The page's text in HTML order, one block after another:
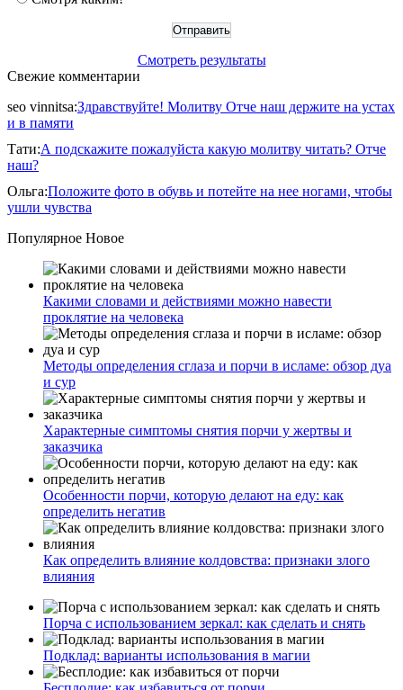
Смотреть результаты
Свежие комментарии
seo vinnitsa:Здравствуйте! Молитву Отче наш держите на устах
и в памяти
Тати:А подскажите пожалуйста какую молитву читать? Отче
наш?
Ольга:Положите фото в обувь и потейте на нее ногами, чтобы
ушли чувства
Популярное Новое
Какими словами и действиями можно навести
проклятие на человека
Методы определения сглаза и порчи в исламе: обзор дуа
и сур
Характерные симптомы снятия порчи у жертвы и
заказчика
Особенности порчи, которую делают на еду: как
определить негатив
Как определить влияние колдовства: признаки злого
влияния
Порча с использованием зеркал: как сделать и снять
Подклад: варианты использования в магии